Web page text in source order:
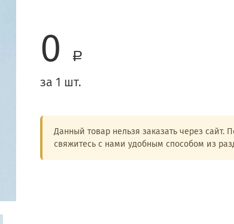
0 a
за 1 шт.
Данный товар нельзя заказать через сайт.
свяжитесь с нами удобным способом из